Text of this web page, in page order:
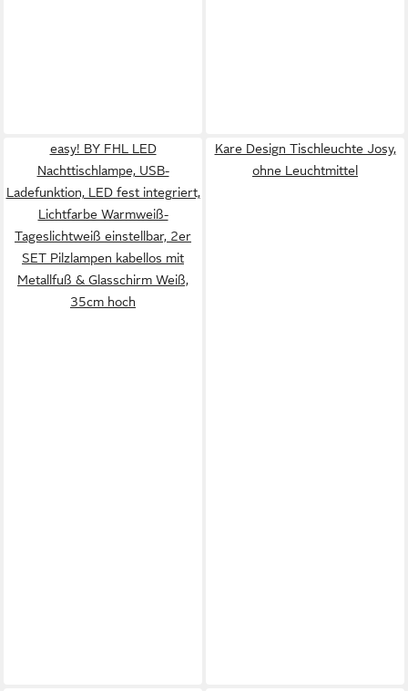
easy! BY FHL LED
Nachttischlampe, USB-
Ladefunktion, LED fest integriert,
Lichtfarbe Warmweiß-
Tageslichtweiß einstellbar, 2er
SET Pilzlampen kabellos mit
Metallfuß & Glasschirm Weiß,
35cm hoch
Kare Design Tischleuchte Josy,
ohne Leuchtmittel